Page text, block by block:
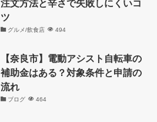
注文方法と辛さで失敗しにくいコ
ツ
グルメ/飲食店 494
【奈良市】電動アシスト自転車の
補助金はある？対象条件と申請の
流れ
ブログ 464